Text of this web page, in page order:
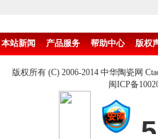
本站新闻 产品服务 帮助中心 版权
版权所有 (C) 2006-2014 中华陶瓷网
闽ICP备